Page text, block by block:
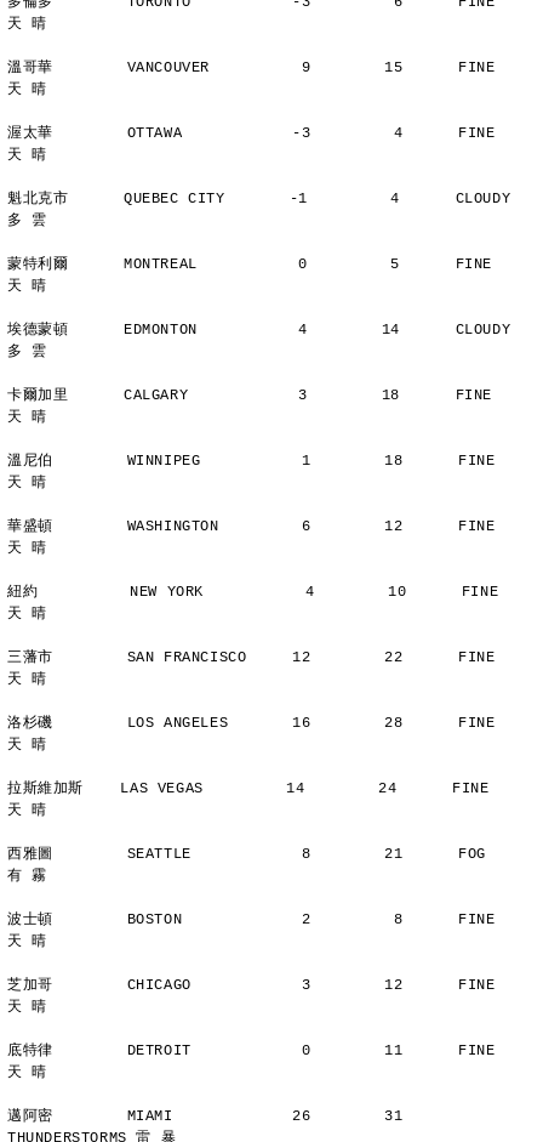
天 晴
溫哥華        VANCOUVER          9        15      FINE
天 晴
渥太華        OTTAWA            -3         4      FINE
天 晴
魁北克市      QUEBEC CITY       -1         4      CLOUDY
多 雲
蒙特利爾      MONTREAL           0         5      FINE
天 晴
埃德蒙頓      EDMONTON           4        14      CLOUDY
多 雲
卡爾加里      CALGARY            3        18      FINE
天 晴
溫尼伯        WINNIPEG           1        18      FINE
天 晴
華盛頓        WASHINGTON         6        12      FINE
天 晴
紐約          NEW YORK           4        10      FINE
天 晴
三藩市        SAN FRANCISCO     12        22      FINE
天 晴
洛杉磯        LOS ANGELES       16        28      FINE
天 晴
拉斯維加斯    LAS VEGAS         14        24      FINE
天 晴
西雅圖        SEATTLE            8        21      FOG
有 霧
波士頓        BOSTON             2         8      FINE
天 晴
芝加哥        CHICAGO            3        12      FINE
天 晴
底特律        DETROIT            0        11      FINE
天 晴
邁阿密        MIAMI             26        31
THUNDERSTORMS 雷 暴